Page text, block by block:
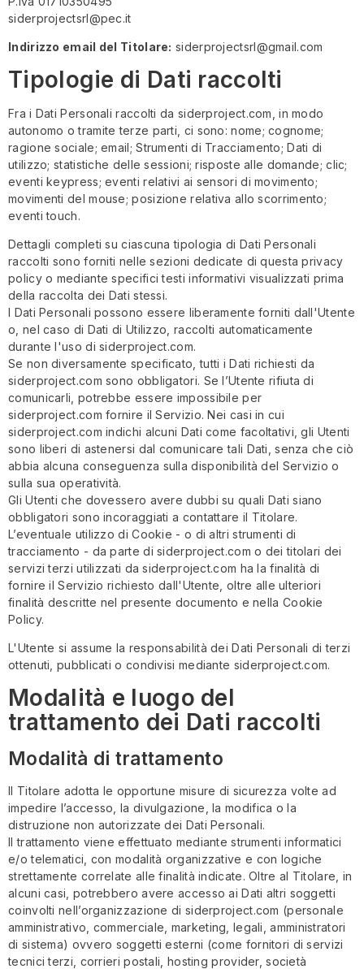
siderprojectsrl@pec.it
Indirizzo email del Titolare: siderprojectsrl@gmail.com
Tipologie di Dati raccolti
Fra i Dati Personali raccolti da siderproject.com, in modo
autonomo o tramite terze parti, ci sono: nome; cognome;
ragione sociale; email; Strumenti di Tracciamento; Dati di
utilizzo; statistiche delle sessioni; risposte alle domande; clic;
eventi keypress; eventi relativi ai sensori di movimento;
movimenti del mouse; posizione relativa allo scorrimento;
eventi touch.
Dettagli completi su ciascuna tipologia di Dati Personali
raccolti sono forniti nelle sezioni dedicate di questa privacy
policy o mediante specifici testi informativi visualizzati prima
della raccolta dei Dati stessi.
I Dati Personali possono essere liberamente forniti dall'Utente
o, nel caso di Dati di Utilizzo, raccolti automaticamente
durante l'uso di siderproject.com.
Se non diversamente specificato, tutti i Dati richiesti da
siderproject.com sono obbligatori. Se l’Utente rifiuta di
comunicarli, potrebbe essere impossibile per
siderproject.com fornire il Servizio. Nei casi in cui
siderproject.com indichi alcuni Dati come facoltativi, gli Utenti
sono liberi di astenersi dal comunicare tali Dati, senza che ciò
abbia alcuna conseguenza sulla disponibilità del Servizio o
sulla sua operatività.
Gli Utenti che dovessero avere dubbi su quali Dati siano
obbligatori sono incoraggiati a contattare il Titolare.
L’eventuale utilizzo di Cookie - o di altri strumenti di
tracciamento - da parte di siderproject.com o dei titolari dei
servizi terzi utilizzati da siderproject.com ha la finalità di
fornire il Servizio richiesto dall'Utente, oltre alle ulteriori
finalità descritte nel presente documento e nella Cookie
Policy.
L'Utente si assume la responsabilità dei Dati Personali di terzi
ottenuti, pubblicati o condivisi mediante siderproject.com.
Modalità e luogo del
trattamento dei Dati raccolti
Modalità di trattamento
Il Titolare adotta le opportune misure di sicurezza volte ad
impedire l’accesso, la divulgazione, la modifica o la
distruzione non autorizzate dei Dati Personali.
Il trattamento viene effettuato mediante strumenti informatici
e/o telematici, con modalità organizzative e con logiche
strettamente correlate alle finalità indicate. Oltre al Titolare, in
alcuni casi, potrebbero avere accesso ai Dati altri soggetti
coinvolti nell’organizzazione di siderproject.com (personale
amministrativo, commerciale, marketing, legali, amministratori
di sistema) ovvero soggetti esterni (come fornitori di servizi
tecnici terzi, corrieri postali, hosting provider, società